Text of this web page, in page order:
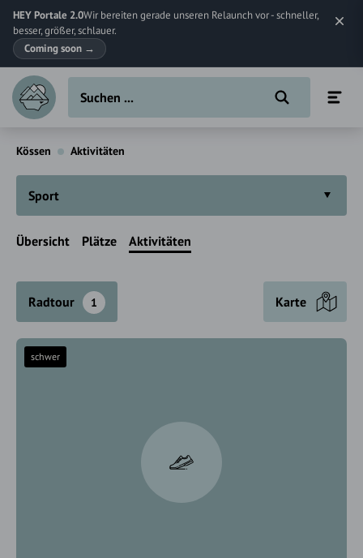
HEY Portale 2.0Wir bereiten gerade unseren Relaunch vor - schneller,
besser, größer, schlauer.
Coming soon →
Kössen Aktivitäten
Sport
Übersicht Plätze Aktivitäten
Radtour 1 Karte
schwer